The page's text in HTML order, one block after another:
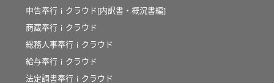
申告奉行ｉクラウド[内訳書・概況書編]
商蔵奉行ｉクラウド
総務人事奉行ｉクラウド
給与奉行ｉクラウド
法定調書奉行ｉクラウド